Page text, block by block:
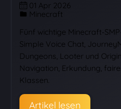
01 Apr 2026
Minecraft
Fünf wichtige Minecraft-
Simple Voice Chat,
Dungeons, Looter und
Navigation, Erkundung,
Klassen.
Artikel lesen